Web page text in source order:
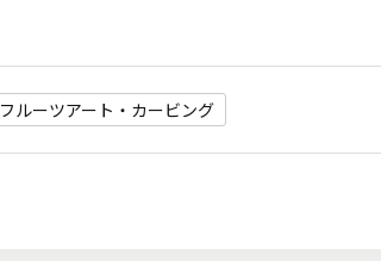
フルーツアート・カービング